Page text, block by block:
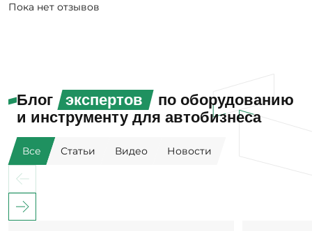
Пока нет отзывов
Блог экспертов
по оборудованию
и инструменту для автобизнеса
Все Статьи Видео Новости